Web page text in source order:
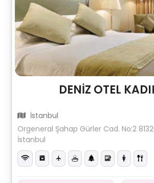
DENİZ OTEL
İstanbul
Orgeneral Şahap Gürler Cad. No:2
İstanbul